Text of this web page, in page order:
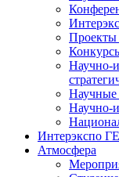
Проекты
Научно-
Научные
Научно-
Интерэкспо
Атмосфера